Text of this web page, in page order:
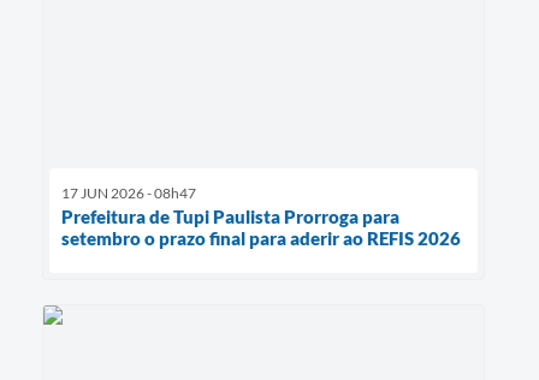
17 JUN 2026 - 08h47
Prefeitura de Tupi Paulista Prorroga para
setembro o prazo final para aderir ao REFIS 2026